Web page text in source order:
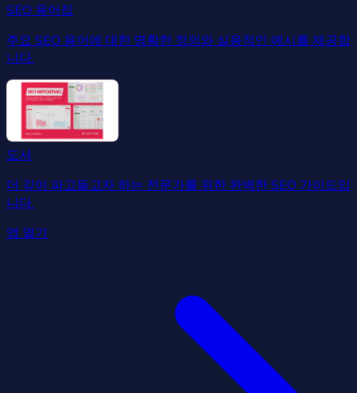
SEO 용어집
주요 SEO 용어에 대한 명확한 정의와 실용적인 예시를 제공합
니다.
도서
더 깊이 파고들고자 하는 전문가를 위한 완벽한 SEO 가이드입
니다.
앱 열기